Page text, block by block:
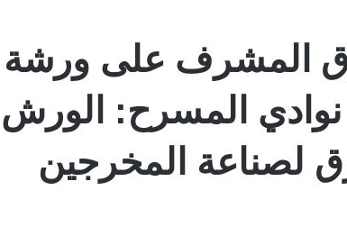
المشرف على ورشة
نوادي المسرح: الورش
لصناعة المخرجين